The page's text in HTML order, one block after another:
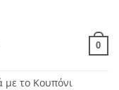
0
το Κουπόνι